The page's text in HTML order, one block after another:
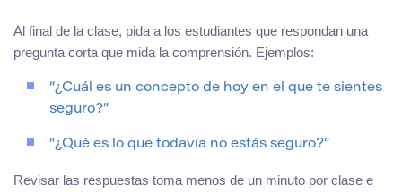
Al final de la clase, pida a los estudiantes que respondan una
pregunta corta que mida la comprensión. Ejemplos:
“¿Cuál es un concepto de hoy en el que te sientes
seguro?”
“¿Qué es lo que todavía no estás seguro?”
Revisar las respuestas toma menos de un minuto por clase e